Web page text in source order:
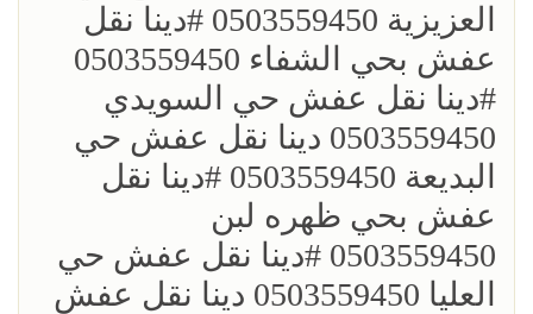
العزيزية 0503559450 ؜#دينا نقل
عفش بحي الشفاء 0503559450
؜#دينا نقل عفش حي السويدي
0503559450 دينا نقل عفش حي
البديعة 0503559450 ؜#دينا نقل
عفش بحي ظهره لبن
0503559450 ؜#دينا نقل عفش حي
العليا 0503559450 دينا نقل عفش